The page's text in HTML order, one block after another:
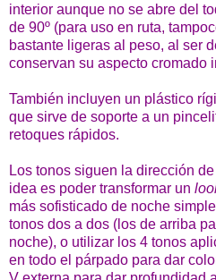
interior aunque no se abre del
de 90º (para uso en ruta,
bastante ligeras al peso, al ser
conservan su aspecto cromado
También incluyen un plástico
que sirve de soporte a un
retoques rápidos.
Los tonos siguen la dirección
idea es poder transformar un
más sofisticado de noche
tonos dos a dos (los de arriba
noche), o utilizar los 4 tonos
en todo el párpado para dar